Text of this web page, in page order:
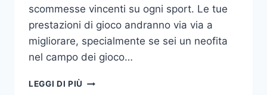
scommesse vincenti su ogni sport. Le tue
prestazioni di gioco andranno via via a
migliorare, specialmente se sei un neofita
nel campo dei gioco…
LEGGI DI PIÙ GLI